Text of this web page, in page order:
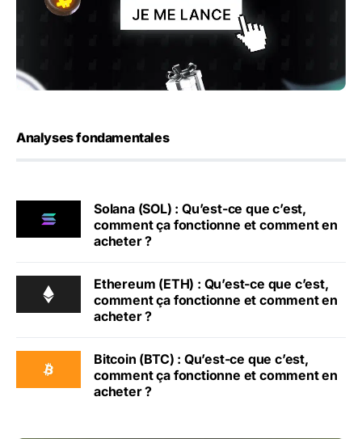
Analyses fondamentales
Solana (SOL) : Qu’est-ce que c’est,
comment ça fonctionne et comment en
acheter ?
Ethereum (ETH) : Qu’est-ce que c’est,
comment ça fonctionne et comment en
acheter ?
Bitcoin (BTC) : Qu’est-ce que c’est,
comment ça fonctionne et comment en
acheter ?